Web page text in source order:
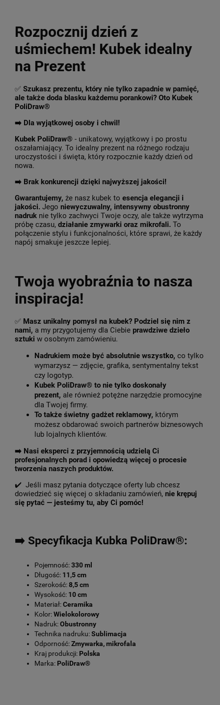
Rozpocznij dzień z
uśmiechem! Kubek idealny
na Prezent
✅ Szukasz prezentu, który nie tylko zapadnie w pamięć,
ale także doda blasku każdemu porankowi? Oto Kubek
PoliDraw®
➡️ Dla wyjątkowej osoby i chwil!
Kubek PoliDraw® - unikatowy, wyjątkowy i po prostu
oszałamiający. To idealny prezent na różnego rodzaju
uroczystości i święta, który rozpocznie każdy dzień od
nowa.
➡️ Brak konkurencji dzięki najwyższej jakości!
Gwarantujemy, że nasz kubek to esencja elegancji i
jakości. Jego niewyczuwalny, intensywny obustronny
nadruk nie tylko zachwyci Twoje oczy, ale także wytrzyma
próbę czasu, działanie zmywarki oraz mikrofali. To
połączenie stylu i funkcjonalności, które sprawi, że każdy
napój smakuje jeszcze lepiej.
Twoja wyobraźnia to nasza
inspiracja!
✅ Masz unikalny pomysł na kubek? Podziel się nim z
nami, a my przygotujemy dla Ciebie prawdziwe dzieło
sztuki w osobnym zamówieniu.
Nadrukiem może być absolutnie wszystko, co tylko
wymarzysz — zdjęcie, grafika, sentymentalny tekst
czy logotyp.
Kubek PoliDraw® to nie tylko doskonały
prezent, ale również potężne narzędzie promocyjne
dla Twojej firmy.
To także świetny gadżet reklamowy, którym
możesz obdarować swoich partnerów biznesowych
lub lojalnych klientów.
➡️ Nasi eksperci z przyjemnością udzielą Ci
profesjonalnych porad i opowiedzą więcej o procesie
tworzenia naszych produktów.
✔️ Jeśli masz pytania dotyczące oferty lub chcesz
dowiedzieć się więcej o składaniu zamówień, nie krępuj
się pytać — jesteśmy tu, aby Ci pomóc!
➡️ Specyfikacja Kubka PoliDraw®:
Pojemność:330 ml
Długość: 11,5 cm
Szerokość:8,5 cm
Wysokość: 10 cm
Materiał:Ceramika
Kolor:Wielokolorowy
Nadruk:Obustronny
Technika nadruku:Sublimacja
Odporność:Zmywarka, mikrofala
Kraj produkcji: Polska
Marka: PoliDraw®